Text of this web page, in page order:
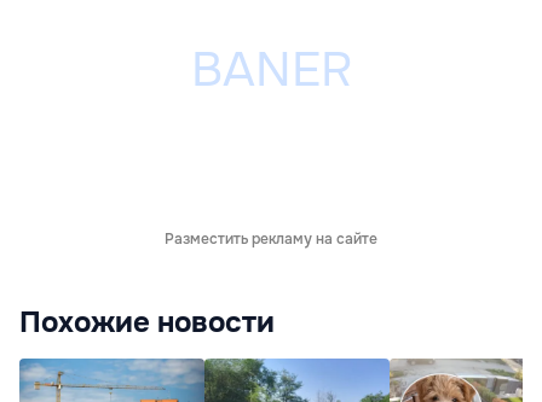
Разместить рекламу на сайте
Похожие новости